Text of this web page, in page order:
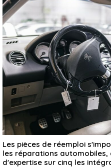
Les pièces de réemploi
les réparations
d'expertise sur cinq les